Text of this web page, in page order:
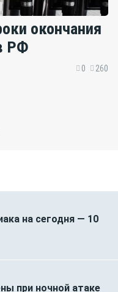
окончания
РФ
0 260
на сегодня — 10
при ночной атаке